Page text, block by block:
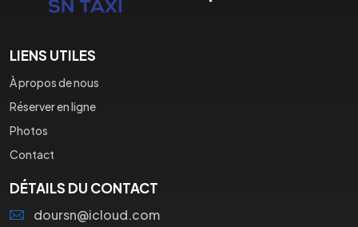
LIENS UTILES
À propos de nous
Réserver en ligne
Photos
Contact
DÉTAILS DU CONTACT
doursn@icloud.com